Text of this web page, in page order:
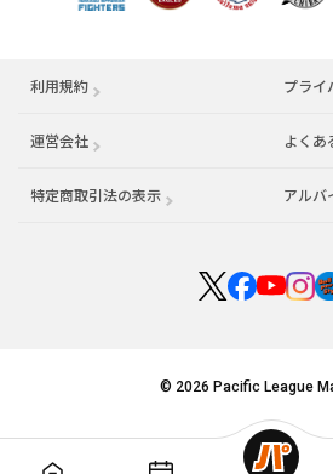
利用規約 プライ
運営会社 （別ウィンドウで開く） よくあ
特定商取引法の表示 アルバ
© 2026 Pacific League